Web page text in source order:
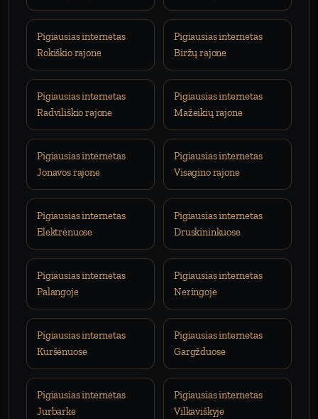
Pigiausias internetas
Rokiškio rajone
Pigiausias internetas
Biržų rajone
Pigiausias internetas
Radviliškio rajone
Pigiausias internetas
Mažeikių rajone
Pigiausias internetas
Jonavos rajone
Pigiausias internetas
Visagino rajone
Pigiausias internetas
Elektrėnuose
Pigiausias internetas
Druskininkuose
Pigiausias internetas
Palangoje
Pigiausias internetas
Neringoje
Pigiausias internetas
Kuršėnuose
Pigiausias internetas
Gargžduose
Pigiausias internetas
Jurbarke
Pigiausias internetas
Vilkaviškyje